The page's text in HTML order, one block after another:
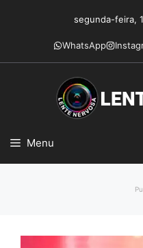
conteúdo
segunda-feira,
WhatsApp
Menu